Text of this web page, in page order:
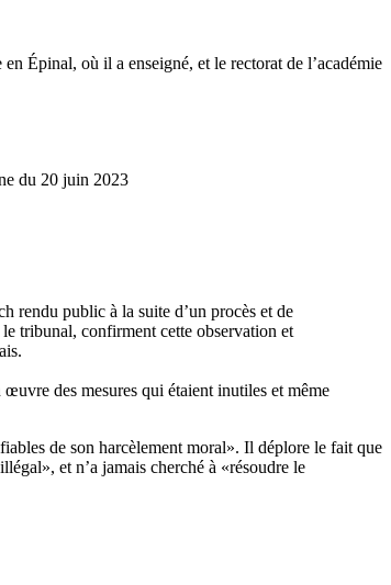
Épinal, où il a enseigné, et le rectorat de l’académie
du 20 juin 2023
rendu public à la suite d’un procès et de
tribunal, confirment cette observation et
des mesures qui étaient inutiles et même
de son harcèlement moral». Il déplore le fait que
et n’a jamais cherché à «résoudre le